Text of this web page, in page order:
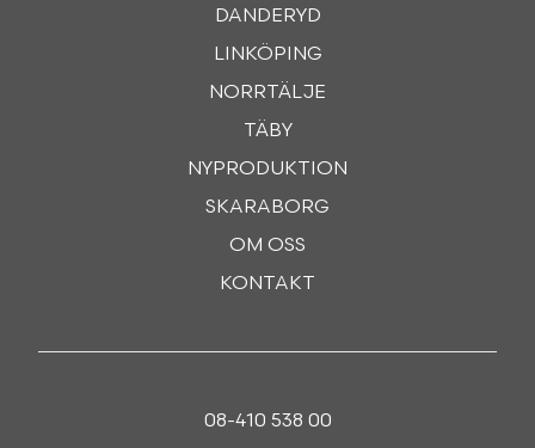
DANDERYD
LINKÖPING
NORRTÄLJE
TÄBY
NYPRODUKTION
SKARABORG
OM OSS
KONTAKT
08-410 538 00